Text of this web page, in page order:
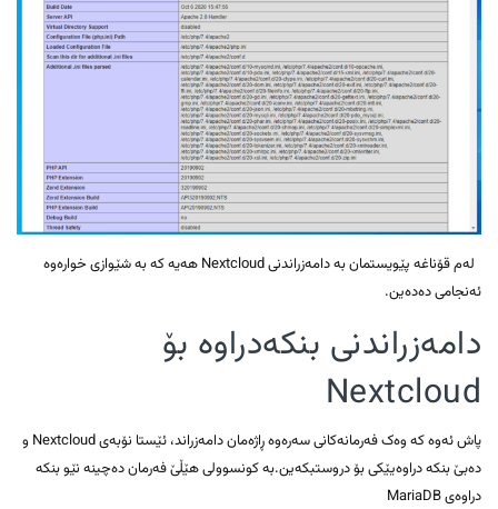
لەم قۆناغە پێویستمان بە دامەزراندنی Nextcloud هەیە کە بە شێوازی خوارەوە
ئەنجامی دەدەین.
دامەزراندنی بنکەدراوە بۆ
Nextcloud
پاش ئەوە کە وەک فەرمانەکانی سەرەوە ڕاژەمان دامەزراند، ئێستا نۆبەی Nextcloud و
دەبێ بنکە دراوەیێکی بۆ دروستبکەین.بە کونسوولی هێڵێ فەرمان دەچینە نێو بنکە
دراوەی MariaDB